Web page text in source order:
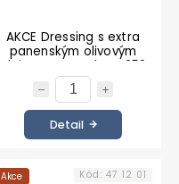
AKCE Dressing s extra
panenským olivovým
olejem a česnekem 250
ml
Detail
Akce Kód: 47 12 01